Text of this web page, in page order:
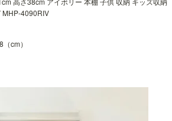
MHP-4090RIV
cm）